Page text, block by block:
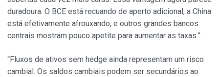
duradoura. O BCE está recuando de aperto adicional, a China
está efetivamente afrouxando, e outros grandes bancos
centrais mostram pouco apetite para aumentar as taxas.”
“Fluxos de ativos sem hedge ainda representam um risco
cambial. Os saldos cambiais podem ser secundários ao